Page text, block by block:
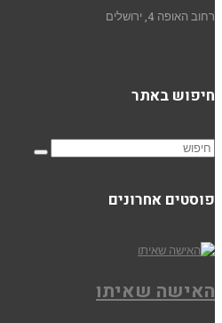
רחוב האופה 4, ירושלים
חיפוש באתר
פוסטים אחרונים
האישה שאיתו